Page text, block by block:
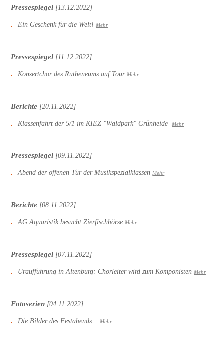
Pressespiegel [13.12.2022]
Ein Geschenk für die Welt! Mehr
Pressespiegel [11.12.2022]
Konzertchor des Rutheneums auf Tour Mehr
Berichte [20.11.2022]
Klassenfahrt der 5/1 im KIEZ "Waldpark" Grünheide Mehr
Pressespiegel [09.11.2022]
Abend der offenen Tür der Musikspezialklassen Mehr
Berichte [08.11.2022]
AG Aquaristik besucht Zierfischbörse Mehr
Pressespiegel [07.11.2022]
Uraufführung in Altenburg: Chorleiter wird zum Komponisten Mehr
Fotoserien [04.11.2022]
Die Bilder des Festabends... Mehr